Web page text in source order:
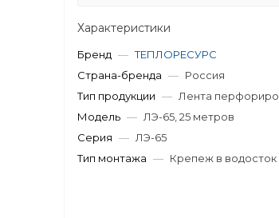
Характеристики
Бренд — ТЕПЛОРЕСУРС
Страна-бренда — Россия
Тип продукции — Лента
Модель — ЛЭ-65, 25 метров
Серия — ЛЭ-65
Тип монтажа — Крепеж в водосток